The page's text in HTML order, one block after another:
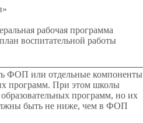
рабочая программа
воспитательной работы
ФОП или отдельные компоненты
программ. При этом школы
программ, но их
быть не ниже, чем в ФОП